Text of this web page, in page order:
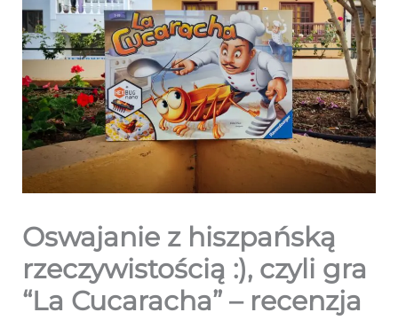
Oswajanie z hiszpańską
rzeczywistością :), czyli gra
“La Cucaracha” – recenzja